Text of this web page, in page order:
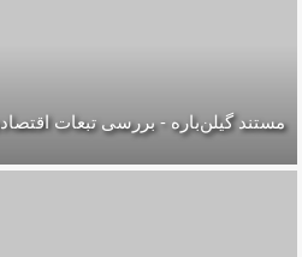
مستند گیلن‌باره - بررسی تبعات